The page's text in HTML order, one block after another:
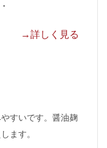
→詳しく見る
すいです。醤油麹
ます。